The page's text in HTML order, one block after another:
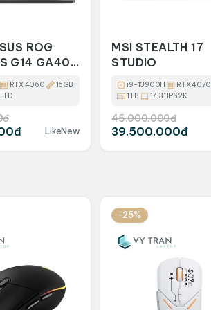
ROG
G14 GA403
9 8945HS
SSD 1TB
RTX 4060
16GB
LikeNew
MSI STEALTH 17
STUDIO
i9-13900H RTX 4070
1TB
17.3" IPS 2K
45.000.000đ
39.500.000đ
-25%